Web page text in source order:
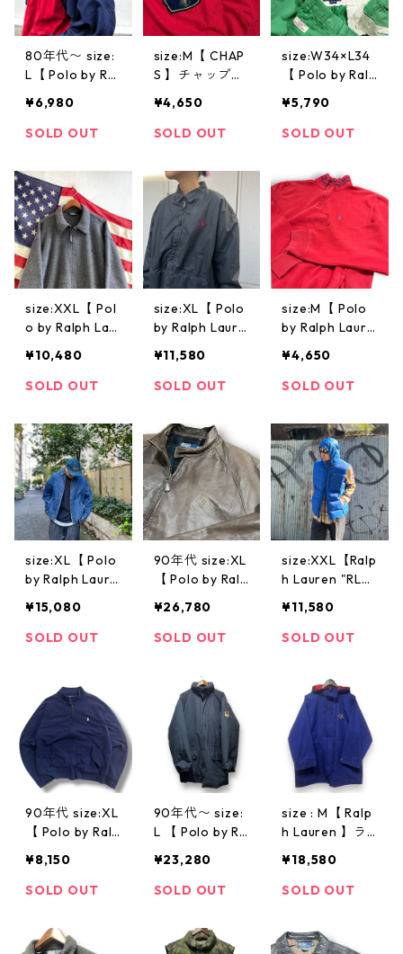
80年代〜 size:
L【 Polo by Ral
ロ ラルフロー
レン ナイロン
ッド ネイビー
赤 紺 古着 古着
屋 高円寺 ビン
テージ
¥6,980
SOLD OUT
size:M【 CHAP
S 】チャップス
ロゴスウェット
赤 古着 古着屋
ージ
¥4,650
SOLD OUT
size:W34×L34
【 Polo by Ralp
ロバイラルフロ
ーレン ラルフ
ノパン コット
ン グリーン 緑
古着 古着屋 高
円寺 ビンテー
ジ
¥5,790
SOLD OUT
size:XXL【 Pol
o by Ralph Lau
ラルフローレン
ラルフ フリー
フリース フル
ジップ パーラ
ーテック グレ
ー 古着 古着屋
高円寺 ビンテ
ージ
¥10,480
SOLD OUT
size:XL【 Polo
by Ralph Laure
レン スイング
トップ 裏起毛
高円寺 ビンテ
ージ
¥11,580
SOLD OUT
size:M【 Polo
by Ralph Laure
ローレン ロゴ
スウェット ワ
ーフジップ 赤
古着 古着屋 高
円寺 ビンテー
ジ
¥4,650
SOLD OUT
size:XL【 Polo
by Ralph Laure
レン スイング
トップ デニム
高円寺 ビンテ
ージ
¥15,080
SOLD OUT
90年代 size:XL
【 Polo by Ralp
ロ ラルフロー
レン レザージ
襟 ブラウン 古
着 古着屋 高円
寺 ビンテージ
¥26,780
SOLD OUT
size:XXL【Ralp
h Lauren "RL
レン ダウン フ
ェザー ダウン
高円寺 ヴィン
テージ n31208
¥11,580
SOLD OUT
90年代 size:XL
【 Polo by Ralp
ロバイラルフロ
ーレン ラルフ
ィングトップ
鹿子生地 G9タ
¥8,150
SOLD OUT
90年代〜 size:
L 【 Polo by Ra
ポロバイラルフ
ローレン ラル
スキー ダウン
ジャケット TS5
¥23,280
SOLD OUT
size : M【 Ralp
h Lauren 】ラ
ラルフ スイン
グトップ フー
赤 古着 古着屋
¥18,580
SOLD OUT